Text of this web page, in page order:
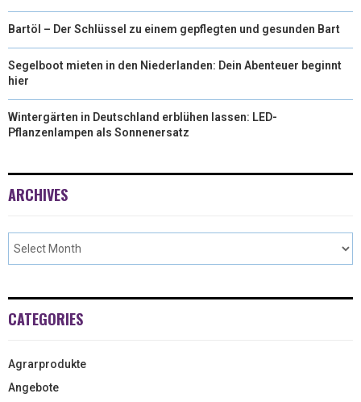
Bartöl – Der Schlüssel zu einem gepflegten und gesunden Bart
Segelboot mieten in den Niederlanden: Dein Abenteuer beginnt
hier
Wintergärten in Deutschland erblühen lassen: LED-
Pflanzenlampen als Sonnenersatz
ARCHIVES
CATEGORIES
Agrarprodukte
Angebote